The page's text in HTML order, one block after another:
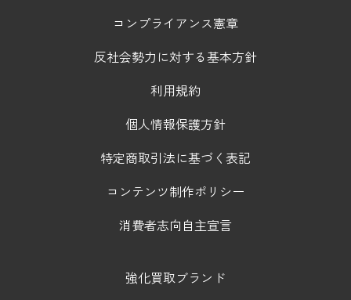
コンプライアンス憲章
反社会勢力に対する基本方針
利用規約
個人情報保護方針
特定商取引法に基づく表記
コンテンツ制作ポリシー
消費者志向自主宣言
強化買取ブランド